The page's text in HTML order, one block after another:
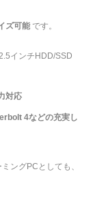
ズ可能 です。
インチHDD/SSD
対応
4などの充実し
ングPCとしても、